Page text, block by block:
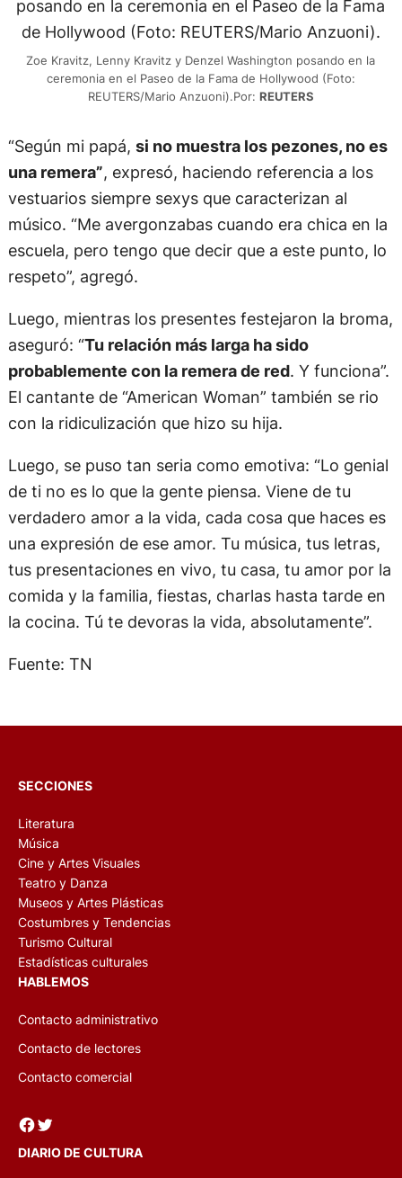
Zoe Kravitz, Lenny Kravitz y Denzel Washington posando en la
ceremonia en el Paseo de la Fama de Hollywood (Foto:
REUTERS/Mario Anzuoni).Por: REUTERS
“Según mi papá, si no muestra los pezones, no es
una remera”, expresó, haciendo referencia a los
vestuarios siempre sexys que caracterizan al
músico. “Me avergonzabas cuando era chica en la
escuela, pero tengo que decir que a este punto, lo
respeto”, agregó.
Luego, mientras los presentes festejaron la broma,
aseguró: “Tu relación más larga ha sido
probablemente con la remera de red. Y funciona”.
El cantante de “American Woman” también se rio
con la ridiculización que hizo su hija.
Luego, se puso tan seria como emotiva: “Lo genial
de ti no es lo que la gente piensa. Viene de tu
verdadero amor a la vida, cada cosa que haces es
una expresión de ese amor. Tu música, tus letras,
tus presentaciones en vivo, tu casa, tu amor por la
comida y la familia, fiestas, charlas hasta tarde en
la cocina. Tú te devoras la vida, absolutamente”.
Fuente: TN
SECCIONES
Literatura
Música
Cine y Artes Visuales
Teatro y Danza
Museos y Artes Plásticas
Costumbres y Tendencias
Turismo Cultural
Estadísticas culturales
HABLEMOS
Contacto administrativo
Contacto de lectores
Contacto comercial
Facebook Twitter
DIARIO DE CULTURA